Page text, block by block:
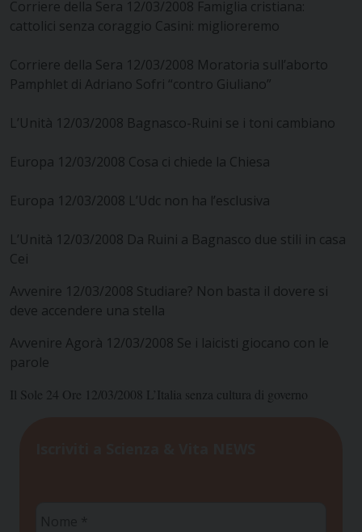
Corriere della Sera 12/03/2008 Famiglia cristiana:
cattolici senza coraggio Casini: miglioreremo
Corriere della Sera 12/03/2008 Moratoria sull’aborto
Pamphlet di Adriano Sofri “contro Giuliano”
L’Unità 12/03/2008 Bagnasco-Ruini se i toni cambiano
Europa 12/03/2008 Cosa ci chiede la Chiesa
Europa 12/03/2008 L’Udc non ha l’esclusiva
L’Unità 12/03/2008 Da Ruini a Bagnasco due stili in casa
Cei
Avvenire 12/03/2008 Studiare? Non basta il dovere si
deve accendere una stella
Avvenire Agorà 12/03/2008 Se i laicisti giocano con le
parole
Il Sole 24 Ore 12/03/2008 L’Italia senza cultura di governo